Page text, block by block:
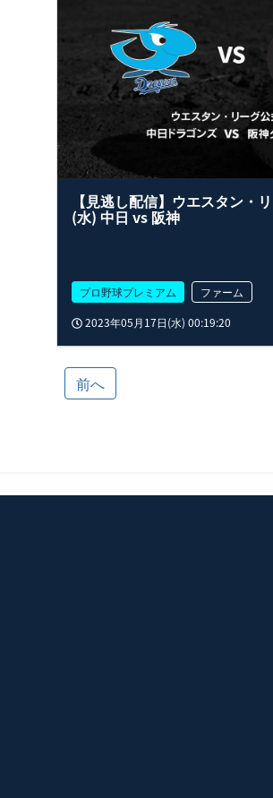
【見逃し配信】ウエスタン・
(水) 中日 vs 阪神
プロ野球プレミアム
ファーム
2023年05月17日(水) 00:19:20
前へ